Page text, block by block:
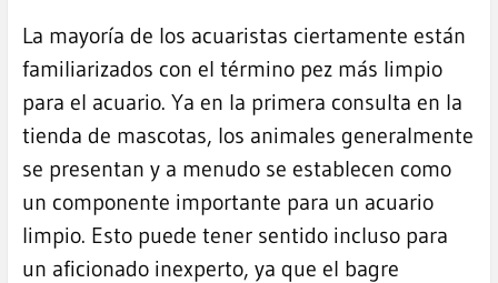
La mayoría de los acuaristas ciertamente están
familiarizados con el término pez más limpio
para el acuario. Ya en la primera consulta en la
tienda de mascotas, los animales generalmente
se presentan y a menudo se establecen como
un componente importante para un acuario
limpio. Esto puede tener sentido incluso para
un aficionado inexperto, ya que el bagre